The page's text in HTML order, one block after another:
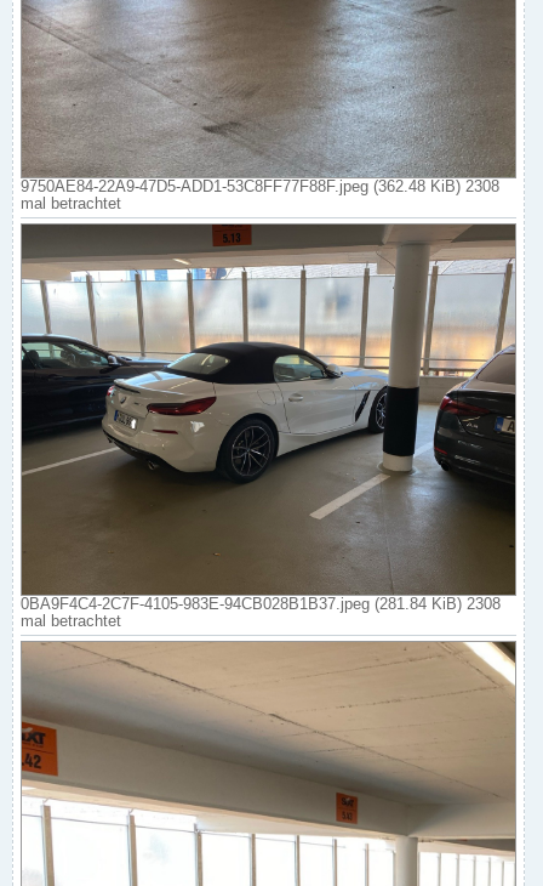
9750AE84-22A9-47D5-ADD1-53C8FF77F88F.jpeg (362.48 KiB) 2308
mal betrachtet
0BA9F4C4-2C7F-4105-983E-94CB028B1B37.jpeg (281.84 KiB) 2308
mal betrachtet